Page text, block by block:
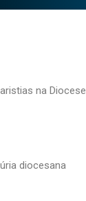
na
diocesana